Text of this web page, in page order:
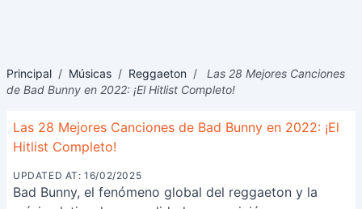
Principal / Músicas / Reggaeton /
Las 28 Mejores Canciones
de Bad Bunny en 2022: ¡El Hitlist Completo!
Las 28 Mejores Canciones de Bad Bunny en 2022: ¡El
Hitlist Completo!
UPDATED AT: 16/02/2025
Bad Bunny, el fenómeno global del reggaeton y la